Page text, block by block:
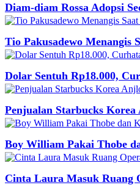
Diam-diam Rossa Adopsi
Tio Pakusadewo Menangis
Dolar Sentuh Rp18.000,
Penjualan Starbucks
Boy William Pakai Thobe
Cinta Laura Masuk Ruang